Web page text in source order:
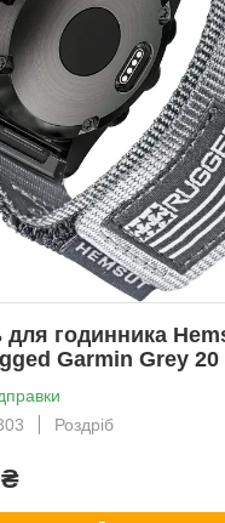
для годинника
Garmin Grey 20
Роздріб
₴